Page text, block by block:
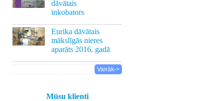
dāvātais
inkobators
Eurika dāvātais
mākslīgās nieres
aparāts 2016. gadā
Vairāk->
Mūsu klienti